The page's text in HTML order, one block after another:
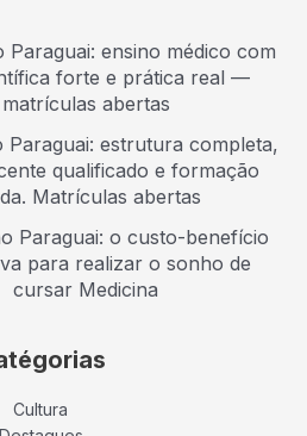
Paraguai: ensino médico com
forte e prática real —
matrículas abertas
Paraguai: estrutura completa,
qualificado e formação
Matrículas abertas
Paraguai: o custo-benefício
para realizar o sonho de
cursar Medicina
Cultura